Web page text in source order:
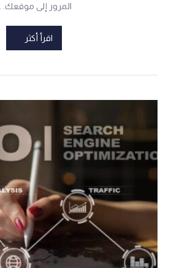
المرور إلى موقعك. ...
اقرأ أكثر